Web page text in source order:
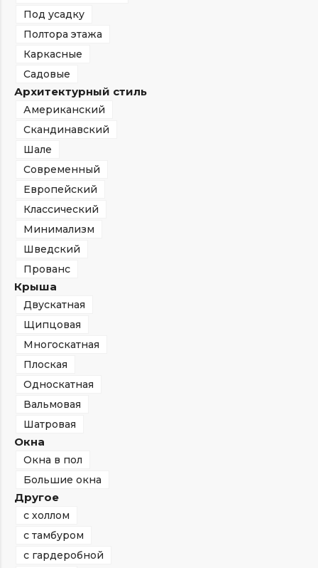
Под усадку
Полтора этажа
Каркасные
Садовые
Архитектурный стиль
Американский
Скандинавский
Шале
Современный
Европейский
Классический
Минимализм
Шведский
Прованс
Крыша
Двускатная
Щипцовая
Многоскатная
Плоская
Односкатная
Вальмовая
Шатровая
Окна
Окна в пол
Большие окна
Другое
с холлом
с тамбуром
с гардеробной